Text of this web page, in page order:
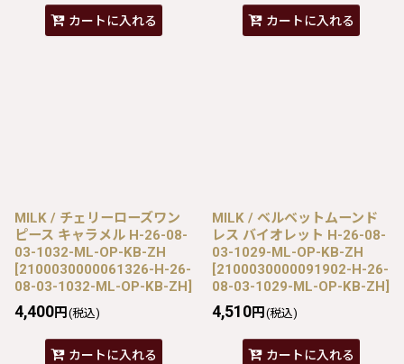
カートに入れる カートに入れる
MILK / チェリーローズワン
ピース キャラメル H-26-08-
03-1032-ML-OP-KB-ZH
[2100030000061326-H-26-
08-03-1032-ML-OP-KB-ZH]
4,400円 (税込)
カートに入れる
MILK / ベルベットムーンド
レス バイオレット H-26-08-
03-1029-ML-OP-KB-ZH
[2100030000091902-H-26-
08-03-1029-ML-OP-KB-ZH]
4,510円 (税込)
カートに入れる